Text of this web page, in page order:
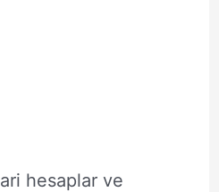
hesaplar ve